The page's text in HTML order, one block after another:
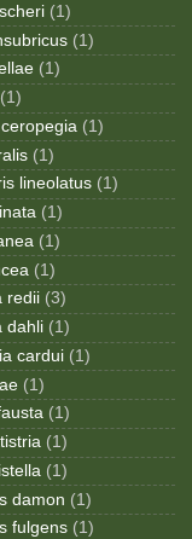
(1)
(1)
(1)
(1)
(1)
(1)
lineolatus (1)
(1)
(1)
(1)
redii (3)
dahli (1)
cardui (1)
(1)
(1)
(1)
(1)
damon (1)
fulgens (1)